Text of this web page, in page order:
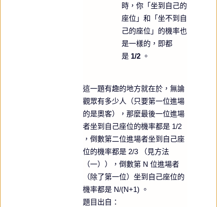
時，你「坐到自己的
座位」和「坐不到自
己的座位」的機率也
是一樣的，即都
是 1/2 。
這一題有趣的地方就在於，無論
觀眾有多少人（只要第一位進場
的是奧客），那麼最後一位進場
者坐到自己座位的機率都是 1/2
，倒數第二位進場者坐到自己座
位的機率都是 2/3 （見方法
（一）），倒數第 N 位進場者
（除了第一位）坐到自己座位的
機率都是 N/(N+1) 。
題目出自：